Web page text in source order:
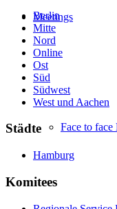
Meetings
Face to face
Berlin
Mitte
Nord
Online
Ost
Süd
Südwest
West und Aachen
Städte
Hamburg
Komitees